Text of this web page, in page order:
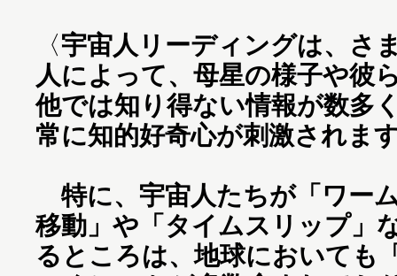
〈宇宙人リーディングは、さ
人によって、母星の様子や彼
他では知り得ない情報が数多
常に知的好奇心が刺激されま
特に、宇宙人たちが「ワー
移動」や「タイムスリップ」
るところは、地球においても